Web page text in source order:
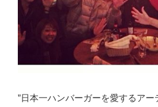
”日本一ハンバーガーを愛するアー